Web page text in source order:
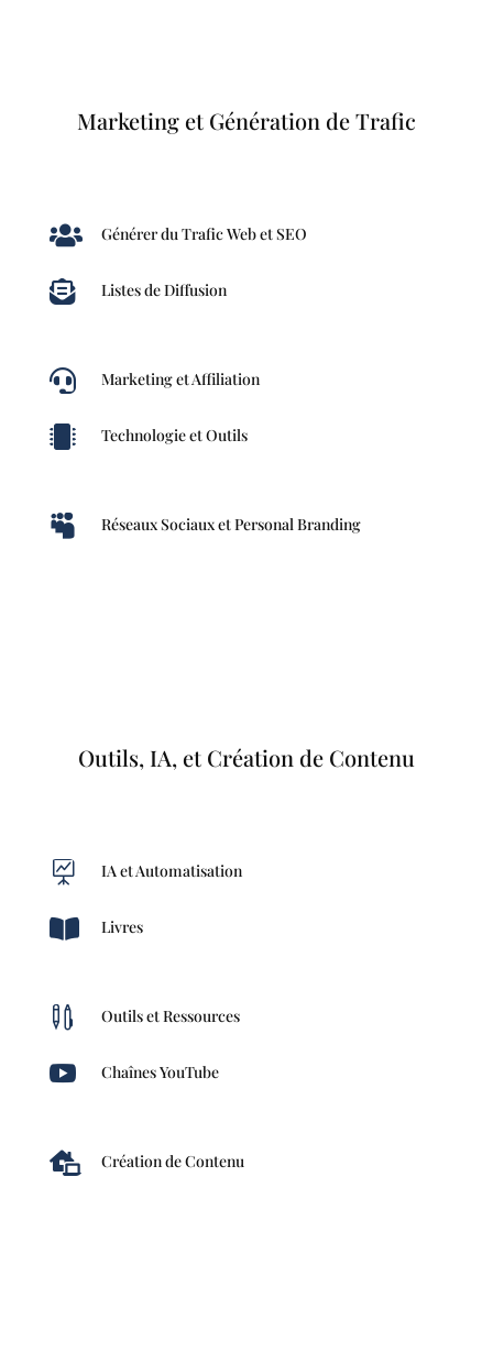
Marketing et Génération de Trafic
 Générer du Trafic Web et SEO
 Listes de Diffusion
 Marketing et Affiliation
 Technologie et Outils
 Réseaux Sociaux et Personal Branding
Outils, IA, et Création de Contenu
 IA et Automatisation
 Livres
 Outils et Ressources
 Chaînes YouTube
 Création de Contenu